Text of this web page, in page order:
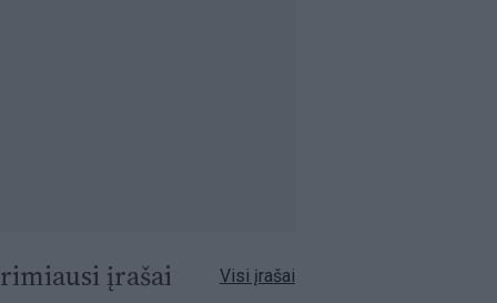
įrašai Visi įrašai